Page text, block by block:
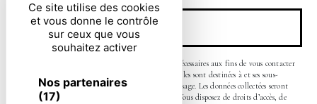
Ce site utilise des cookies
et vous donne le contrôle
sur ceux que vous
souhaitez activer
Nos partenaires
(17)
ENVOYER
** Les données personnelles communiquées sont nécessaires aux fins de vous contacter
et sont enregistrées dans un fichier informatisé. Elles sont destinées à et ses sous-
traitants dans le seul but de répondre à votre message. Les données collectées seront
communiquées aux seuls destinataires suivants: . Vous disposez de droits d’accès, de